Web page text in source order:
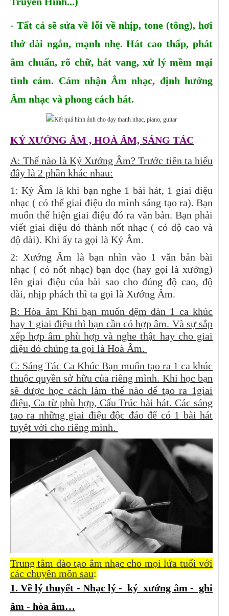
- Tất cả sẽ sửa về lỗi về nhịp, tone (tông), hơi
thở dài ngắn, mạnh nhẹ. Hát cao thấp, phát
âm chuẩn, rõ chữ, hát vang, xử lý mềm mại
tình cảm. Cảm nhận Âm nhạc, định hướng
Âm nhạc và phong cách hát.
KÝ XƯỚNG ÂM , HOÀ ÂM, SÁNG TÁC
A: Thế nào là Ký Xướng Âm? Trước tiên ta hiểu
đây là 2 phần khác nhau:
1: Ký Âm là khi bạn nghe 1 bài hát, 1 giai điệu
nhạc ( có thể giai điệu do mình sáng tạo ra). Bạn
muốn thể hiện giai điệu đó ra văn bản. Bạn phải
viết giai điệu đó thành nốt nhạc ( có độ cao và
độ dài). Khi ấy ta gọi là Ký Âm.
2: Xướng Âm là bạn nhìn vào 1 văn bản bài
nhạc ( có nốt nhạc) bạn đọc (hay gọi là xướng)
lên giai điệu của bài sao cho đúng độ cao, độ
dài, nhịp phách thì ta gọi là Xướng Âm.
B: Hòa âm Khi bạn muốn đệm đàn 1 ca khúc
hay 1 giai điệu thì bạn cần có hợp âm. Và sự sắp
xếp hợp âm phù hợp và nghe thật hay cho giai
điệu đó chúng ta gọi là Hoà Âm.
C: Sáng Tác Ca Khúc Bạn muốn tạo ra 1 ca khúc
thuộc quyền sở hữu của riêng mình. Khi học bạn
sẽ được học cách làm thế nào để tạo ra 1giai
điệu, Ca từ phù hợp, Cấu Trúc bài hát. Các sáng
tạo ra những giai điệu độc đáo để có 1 bài hát
tuyệt vời cho riêng mình.
Trung tâm đào tạo âm nhạc cho mọi lứa tuổi với
các chuyên môn sau:
1. Về lý thuyết - Nhạc lý - ký xướng âm - ghi
âm - hòa âm…